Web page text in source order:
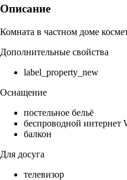
Описание
Комната в частном доме
Дополнительные свойства
label_property_new
Оснащение
постельное бельё
беспроводной интернет
балкон
Для досуга
телевизор